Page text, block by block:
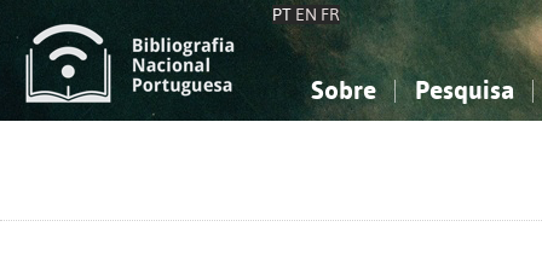
PT EN FR
Sobre Pesquisa